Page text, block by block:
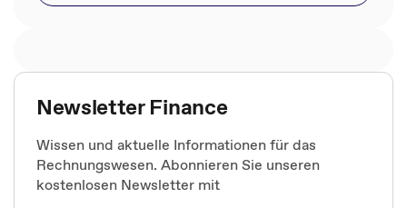
Newsletter Finance
Wissen und aktuelle Informationen für das
Rechnungswesen. Abonnieren Sie unseren
kostenlosen Newsletter mit